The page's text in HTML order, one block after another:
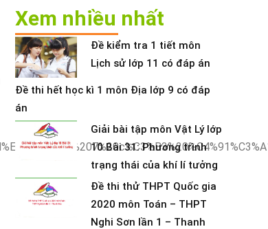
Xem nhiều nhất
Đề kiểm tra 1 tiết môn
Lịch sử lớp 11 có đáp án
Đề thi hết học kì 1 môn Địa lớp 9 có đáp
án
Giải bài tập môn Vật Lý lớp
10 Bài 31: Phương trình
trạng thái của khí lí tưởng
Đề thi thử THPT Quốc gia
2020 môn Toán – THPT
Nghi Sơn lần 1 – Thanh